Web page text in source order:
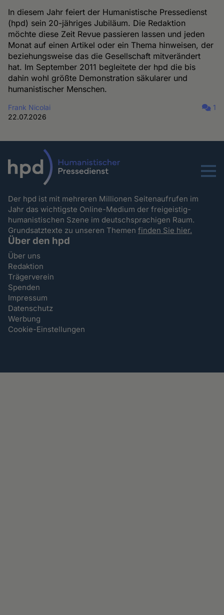
In diesem Jahr feiert der Humanistische Pressedienst
(hpd) sein 20-jähriges Jubiläum. Die Redaktion
möchte diese Zeit Revue passieren lassen und jeden
Monat auf einen Artikel oder ein Thema hinweisen, der
beziehungsweise das die Gesellschaft mitverändert
hat. Im September 2011 begleitete der hpd die bis
dahin wohl größte Demonstration säkularer und
humanistischer Menschen.
Frank Nicolai
22.07.2026
1
Menu
Der hpd ist mit mehreren Millionen Seitenaufrufen im
Jahr das wichtigste Online-Medium der freigeistig-
humanistischen Szene im deutschsprachigen Raum.
Grundsatztexte zu unseren Themenfinden Sie hier.
Über den hpd
Über uns
Redaktion
Trägerverein
Spenden
Impressum
Datenschutz
Werbung
Cookie-Einstellungen